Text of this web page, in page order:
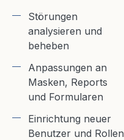
Störungen
analysieren und
beheben
Anpassungen an
Masken, Reports
und Formularen
Einrichtung neuer
Benutzer und Rollen